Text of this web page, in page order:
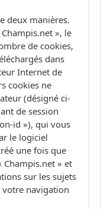
deux manières.
», le
de cookies,
dans
Internet de
cookies ne
(désigné ci-
de session
id »), qui vous
le logiciel
une fois que
Champis.net » et
sur les sujets
votre navigation